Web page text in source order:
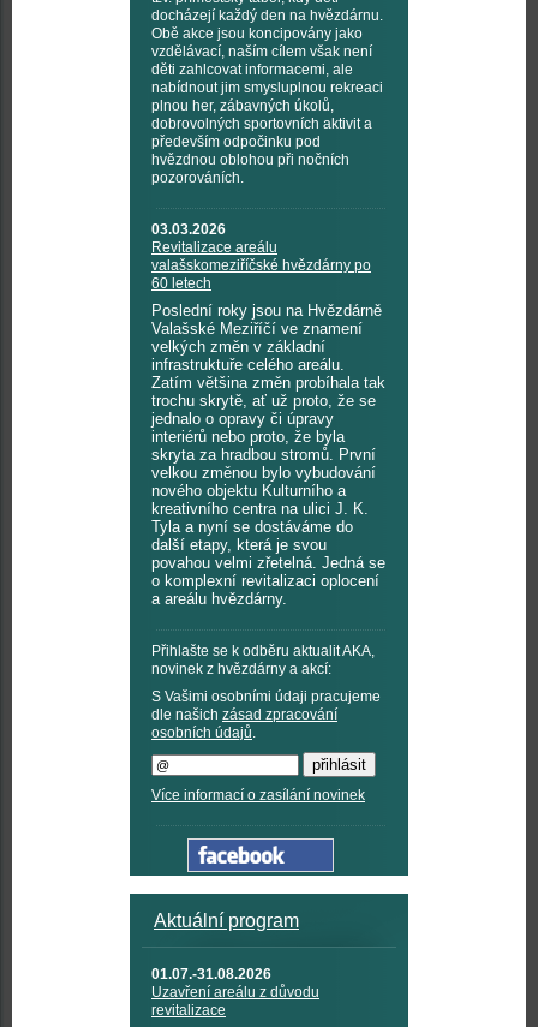
docházejí každý den na hvězdárnu.
Obě akce jsou koncipovány jako
vzdělávací, naším cílem však není
děti zahlcovat informacemi, ale
nabídnout jim smysluplnou rekreaci
plnou her, zábavných úkolů,
dobrovolných sportovních aktivit a
především odpočinku pod
hvězdnou oblohou při nočních
pozorováních.
03.03.2026
Revitalizace areálu
valašskomeziříčské hvězdárny po
60 letech
Poslední roky jsou na Hvězdárně
Valašské Meziříčí ve znamení
velkých změn v základní
infrastruktuře celého areálu.
Zatím většina změn probíhala tak
trochu skrytě, ať už proto, že se
jednalo o opravy či úpravy
interiérů nebo proto, že byla
skryta za hradbou stromů. První
velkou změnou bylo vybudování
nového objektu Kulturního a
kreativního centra na ulici J. K.
Tyla a nyní se dostáváme do
další etapy, která je svou
povahou velmi zřetelná. Jedná se
o komplexní revitalizaci oplocení
a areálu hvězdárny.
Přihlašte se k odběru aktualit AKA,
novinek z hvězdárny a akcí:
S Vašimi osobními údaji pracujeme
dle našich zásad zpracování
osobních údajů.
Více informací o zasílání novinek
Aktuální program
01.07.-31.08.2026
Uzavření areálu z důvodu
revitalizace